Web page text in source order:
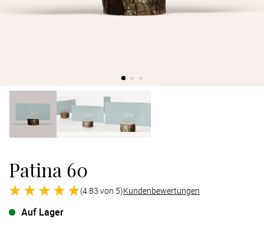
Patina 60
(4.83 von 5)Kundenbewertungen
Auf Lager